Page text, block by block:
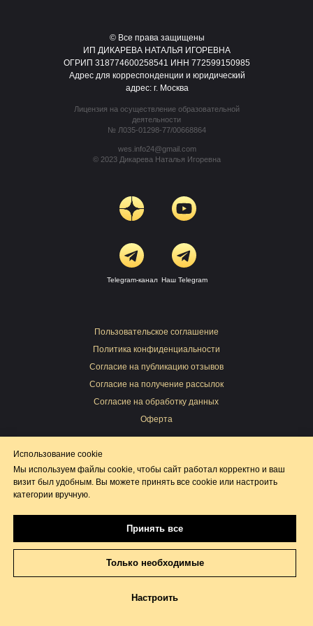
© Все права защищены
ИП ДИКАРЕВА НАТАЛЬЯ ИГОРЕВНА
ОГРИП 318774600258541 ИНН 772599150985
Адрес для корреспонденции и юридический
адрес: г. Москва
Наш Telegram
Telegram-канал
wes.info24@gmail.com
© 2023 Дикарева Наталья Игоревна
Пользовательское соглашение
Оферта
Политика конфиденциальности
Согласие на публикацию отзывов
Согласие на получение рассылок
Cогласие на обработку данных
Лицензия на осуществление образовательной
деятельности
№ Л035-01298-77/00668864
Использование cookie
Мы используем файлы cookie, чтобы сайт работал корректно и ваш
визит был удобным. Вы можете принять все cookie или настроить
категории вручную.
Принять все
Только необходимые
Настроить